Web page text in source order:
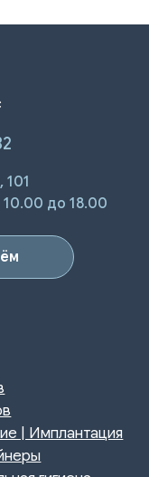
101
до 18.00